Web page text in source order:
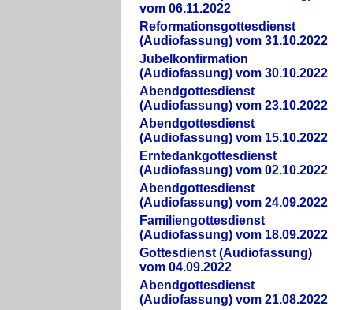
vom 06.11.2022
Reformationsgottesdienst
(Audiofassung) vom 31.10.2022
Jubelkonfirmation
(Audiofassung) vom 30.10.2022
Abendgottesdienst
(Audiofassung) vom 23.10.2022
Abendgottesdienst
(Audiofassung) vom 15.10.2022
Erntedankgottesdienst
(Audiofassung) vom 02.10.2022
Abendgottesdienst
(Audiofassung) vom 24.09.2022
Familiengottesdienst
(Audiofassung) vom 18.09.2022
Gottesdienst (Audiofassung)
vom 04.09.2022
Abendgottesdienst
(Audiofassung) vom 21.08.2022